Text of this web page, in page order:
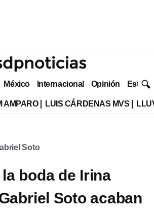
México Internacional Opinión Estilo
AMPARO LUIS CÁRDENAS MVS
Soto
boda de Irina
Soto acaban